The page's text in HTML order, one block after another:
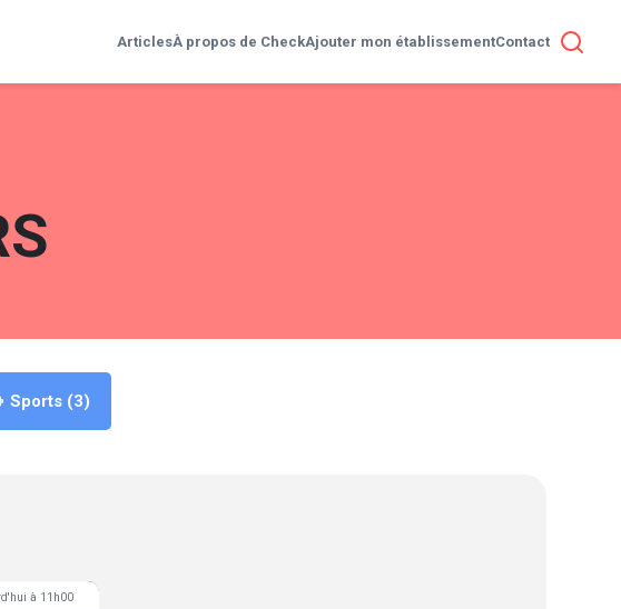
ArticlesÀ propos de CheckAjouter mon établissementContact
Sports (3)
à 11h00